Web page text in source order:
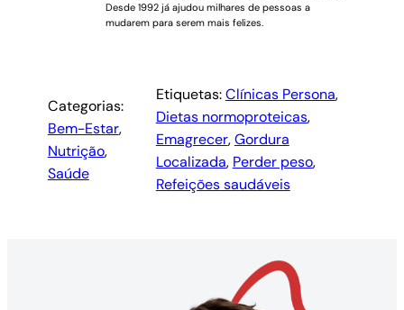
Desde 1992 já ajudou milhares de pessoas a
mudarem para serem mais felizes.
Categorias:
Bem-Estar,
Nutrição,
Saúde
Etiquetas:Clínicas Persona,
Dietas normoproteicas,
Emagrecer, Gordura
Localizada, Perder peso,
Refeições saudáveis